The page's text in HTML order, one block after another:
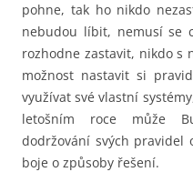
pohne, tak ho nikdo
nebudou líbit, nemusí se
rozhodne zastavit, nikdo s
možnost nastavit si
využívat své vlastní
letošním roce může
dodržování svých
boje o způsoby řešení.